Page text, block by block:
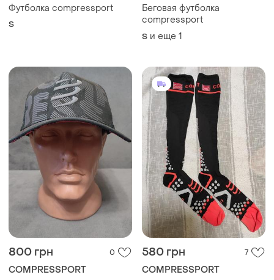
Футболка compressport
S
Беговая футболка
compressport
S и еще 1
800 грн 0
COMPRESSPORT
580 грн 7
COMPRESSPORT